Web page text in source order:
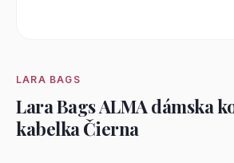
LARA BAGS
Lara Bags ALMA dámska
kabelka Čierna